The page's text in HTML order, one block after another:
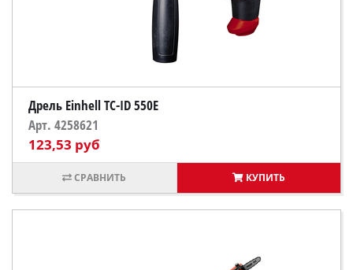
Дрель Einhell TC-ID 550E
Арт. 4258621
123,53 руб
КУПИТЬ